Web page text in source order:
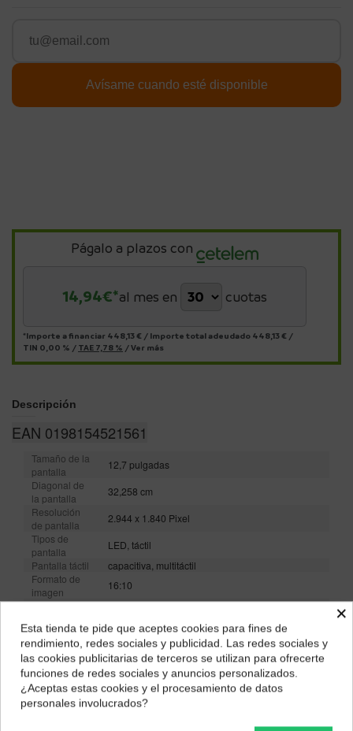
Págalo a plazos con
14,94€*al mes en cuotas
*Importe a financiar 448,13 € / Importe total adeudado 448,13 € /
TIN 0,00 % / TAE 7,78 % /Ver más
Descripción
EAN 0198154521561
Tamaño de la
pantalla
12,7 pulgadas
Diagonal de
la pantalla
32,258 cm
Resolución
de pantalla
2.944 x 1.840 Pixel
Tipos de
pantalla
LED, táctil
Pantalla táctil
capacitiva, multitáctil
Formato de
imagen
16:10
Densidad de
Luminosidad
400 cd/m²
Tasa de
actualización
de imagen
60 Hz
Procesador
Frecuencia
2,6 GHz
¿Dónde deseas recibir tu pedido?
Selecciona tu ubicación para mostrarte los precios e
impuestos correctos para tu región.
×
Esta tienda te pide que aceptes cookies para fines de
rendimiento, redes sociales y publicidad. Las redes sociales y
las cookies publicitarias de terceros se utilizan para ofrecerte
funciones de redes sociales y anuncios personalizados.
¿Aceptas estas cookies y el procesamiento de datos
personales involucrados?